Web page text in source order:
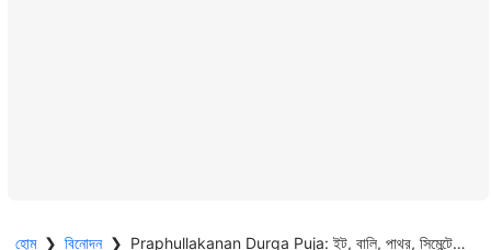
হোম ❯ বিনোদন ❯ Praphullakanan Durga Puja: ইট, বালি, পাথর, সিমেন্টে কংক্রিটের মণ্ডপ, প্রফুল্লকাননের এবারের থিম 'একান্ন'